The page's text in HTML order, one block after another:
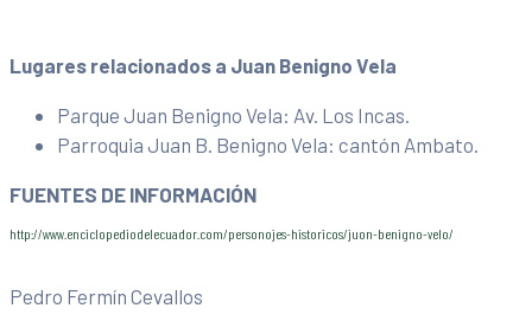
Lugares relacionados a Juan Benigno Vela
Parque Juan Benigno Vela: Av. Los Incas.
Parroquia Juan B. Benigno Vela: cantón Ambato.
FUENTES DE INFORMACIÓN
http://www.enciclopediodelecuador.com/personojes-historicos/juon-benigno-velo/
Pedro Fermín Cevallos